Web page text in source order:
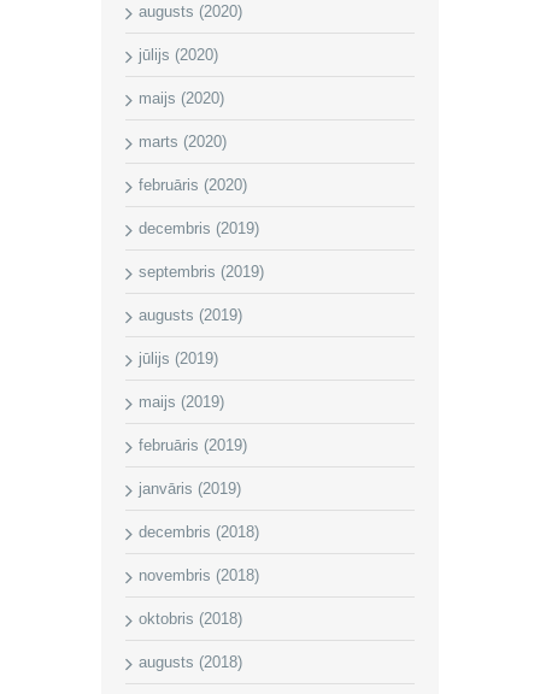
augusts (2020)
jūlijs (2020)
maijs (2020)
marts (2020)
februāris (2020)
decembris (2019)
septembris (2019)
augusts (2019)
jūlijs (2019)
maijs (2019)
februāris (2019)
janvāris (2019)
decembris (2018)
novembris (2018)
oktobris (2018)
augusts (2018)